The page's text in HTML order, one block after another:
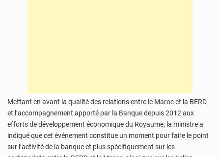
Mettant en avant la qualité des relations entre le Maroc et la BERD
et l’accompagnement apporté par la Banque depuis 2012 aux
efforts de développement économique du Royaume, la ministre a
indiqué que cet événement constitue un moment pour faire le point
sur l’activité de la banque et plus spécifiquement sur les